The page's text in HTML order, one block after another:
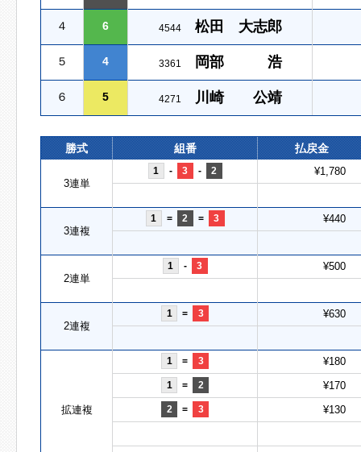
４ 6 4544 松田 大志郎
５ 4 3361 岡部 浩
６ 5 4271 川崎 公靖
勝式 組番 払戻金
3連単
1 - 3 - 2 ¥1,780
3連複
1 = 2 = 3 ¥440
2連単
1 - 3 ¥500
2連複
1 = 3 ¥630
拡連複
1 = 3 ¥180
1 = 2 ¥170
2 = 3 ¥130